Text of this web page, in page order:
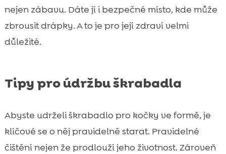
nejen zábavu. Dáte jí i bezpečné místo, kde může
zbrousit drápky. A to je pro její zdraví velmi
důležité.
Tipy pro údržbu škrabadla
Abyste udrželi škrabadlo pro kočky ve formě, je
klíčové se o něj pravidelně starat. Pravidelné
čištění nejen že prodlouží jeho životnost. Zároveň